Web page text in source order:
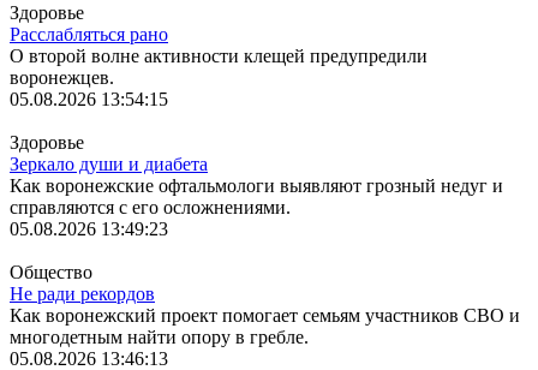
Здоровье
Расслабляться рано
О второй волне активности клещей предупредили
воронежцев.
05.08.2026 13:54:15
Здоровье
Зеркало души и диабета
Как воронежские офтальмологи выявляют грозный недуг и
справляются с его осложнениями.
05.08.2026 13:49:23
Общество
Не ради рекордов
Как воронежский проект помогает семьям участников СВО и
многодетным найти опору в гребле.
05.08.2026 13:46:13